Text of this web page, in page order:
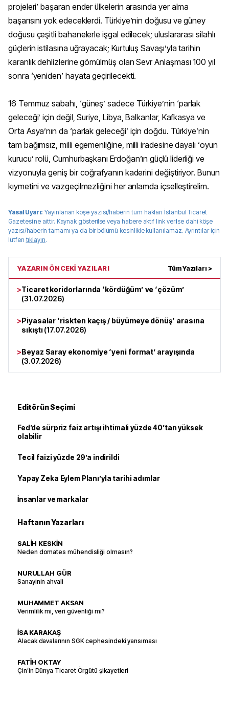
projeleri’ başaran ender ülkelerin arasında yer alma
başarısını yok edeceklerdi. Türkiye’nin doğusu ve güney
doğusu çeşitli bahanelerle işgal edilecek; uluslararası silahlı
güçlerin istilasına uğrayacak; Kurtuluş Savaşı’yla tarihin
karanlık dehlizlerine gömülmüş olan Sevr Anlaşması 100 yıl
sonra ‘yeniden’ hayata geçirilecekti.
16 Temmuz sabahı, ‘güneş’ sadece Türkiye’nin ‘parlak
geleceği’ için değil, Suriye, Libya, Balkanlar, Kafkasya ve
Orta Asya’nın da ‘parlak geleceği’ için doğdu. Türkiye’nin
tam bağımsız, milli egemenliğine, milli iradesine dayalı ‘oyun
kurucu’ rolü, Cumhurbaşkanı Erdoğan’ın güçlü liderliği ve
vizyonuyla geniş bir coğrafyanın kaderini değiştiriyor. Bunun
kıymetini ve vazgeçilmezliğini her anlamda içselleştirelim.
Yasal Uyarı: Yayınlanan köşe yazısı/haberin tüm haklarıİstanbul Ticaret
Gazetesi'ne aittir. Kaynak gösterilse veya habere aktif link verilse dahi köşe
yazısı/haberin tamamı ya da bir bölümü kesinlikle kullanılamaz. Ayrıntılar için
lütfen tıklayın.
YAZARIN ÖNCEKİ YAZILARI Tüm Yazıları >
>Ticaret koridorlarında ‘kördüğüm’ ve ‘çözüm’
(31.07.2026)
>Piyasalar ‘riskten kaçış / büyümeye dönüş’ arasına
sıkıştı(17.07.2026)
>Beyaz Saray ekonomiye ‘yeni format’ arayışında
(3.07.2026)
Editörün Seçimi
Fed’de sürpriz faiz artışı ihtimali yüzde 40’tan yüksek
olabilir
Tecil faizi yüzde 29’a indirildi
Yapay Zeka Eylem Planı’yla tarihi adımlar
İnsanlar ve markalar
Haftanın Yazarları
SALİH KESKİN
Neden domates mühendisliği olmasın?
NURULLAH GÜR
Sanayinin ahvali
MUHAMMET AKSAN
Verimlilik mi, veri güvenliği mi?
İSA KARAKAŞ
Alacak davalarının SGK cephesindeki yansıması
FATİH OKTAY
Çin’in Dünya Ticaret Örgütü şikayetleri